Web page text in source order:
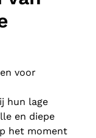
voor
hun lage
en diepe
het moment